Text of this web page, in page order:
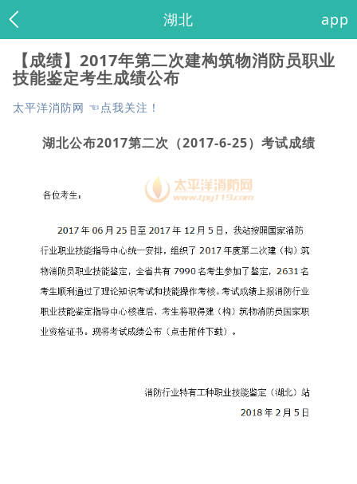
湖北 app
【成绩】2017年第二次建构筑物消防员职业
技能鉴定考生成绩公布
太平洋消防网 ☜点我关注！
湖北公布2017第二次（2017-6-25）考试成绩